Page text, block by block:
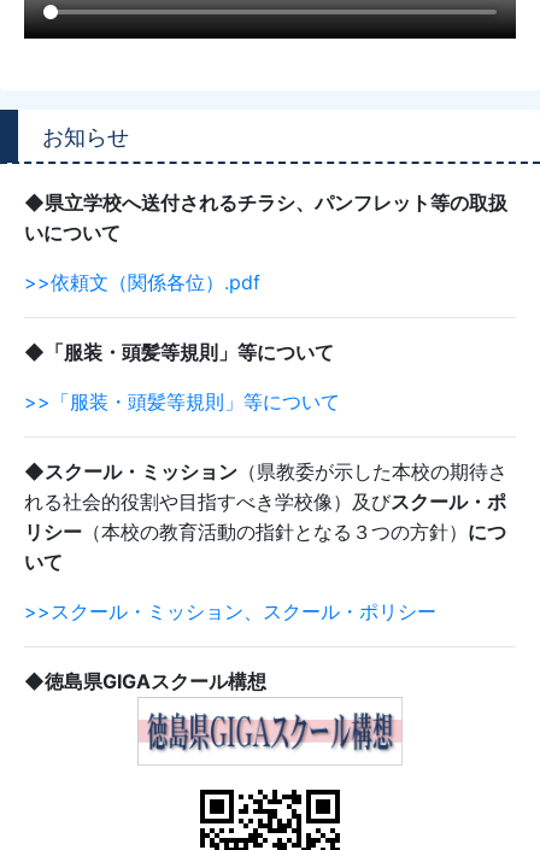
お知らせ
◆県立学校へ送付されるチラシ、パンフレット等の取扱
いについて
>>依頼文（関係各位）.pdf
◆「服装・頭髪等規則」等について
>>「服装・頭髪等規則」等について
◆スクール・ミッション （県教委が示した本校の期待さ
れる社会的役割や目指すべき学校像）及びスクール・ポ
リシー （本校の教育活動の指針となる３つの方針） につ
いて
>>スクール・ミッション、スクール・ポリシー
◆徳島県GIGAスクール構想